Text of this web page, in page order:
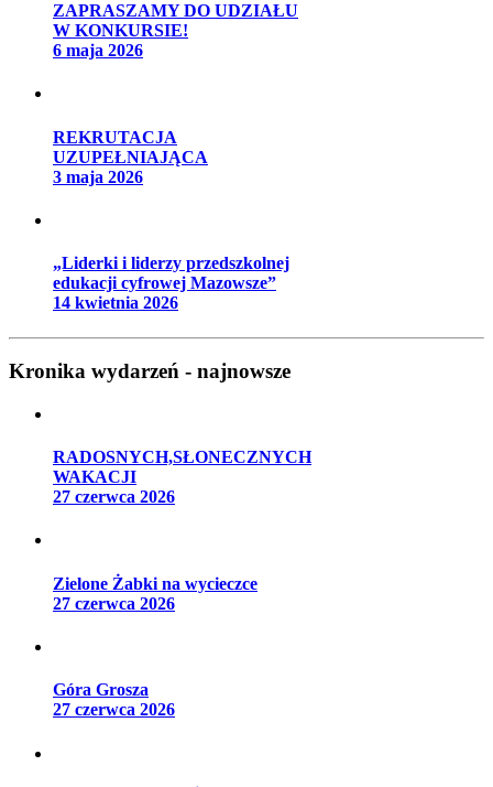
ZAPRASZAMY DO UDZIAŁU
W KONKURSIE!
6 maja 2026
REKRUTACJA
UZUPEŁNIAJĄCA
3 maja 2026
„Liderki i liderzy przedszkolnej
edukacji cyfrowej Mazowsze”
14 kwietnia 2026
Kronika wydarzeń - najnowsze
RADOSNYCH,SŁONECZNYCH
WAKACJI
27 czerwca 2026
Zielone Żabki na wycieczce
27 czerwca 2026
Góra Grosza
27 czerwca 2026